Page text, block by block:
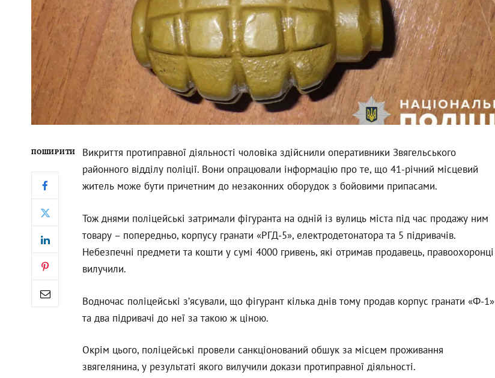
ПОШИРИТИ
Викриття протиправної діяльності чоловіка здійснили оперативники Звягельського
районного відділу поліції. Вони опрацювали інформацію про те, що 41-річний місцевий
житель може бути причетним до незаконних оборудок з бойовими припасами.
Тож днями поліцейські затримали фігуранта на одній із вулиць міста під час продажу ним
товару – попередньо, корпусу гранати «РГД-5», електродетонатора та 5 підривачів.
Небезпечні предмети та кошти у сумі 4000 гривень, які отримав продавець, правоохоронці
вилучили.
Водночас поліцейські з’ясували, що фігурант кілька днів тому продав корпус гранати «Ф-1»
та два підривачі до неї за такою ж ціною.
Окрім цього, поліцейські провели санкціонований обшук за місцем проживання
звягелянина, у результаті якого вилучили докази протиправної діяльності.